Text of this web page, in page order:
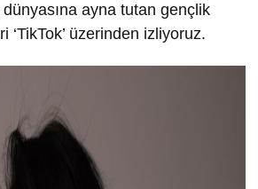
dünyasına ayna tutan gençlik
‘TikTok’ üzerinden izliyoruz.